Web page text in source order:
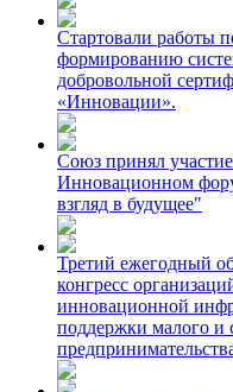
Стартовали работы
формированию
добровольной
«Инновации».
Союз принял
Инновационном
взгляд в будущее"
Третий ежегодный
конгресс
инновационной
поддержки малого и